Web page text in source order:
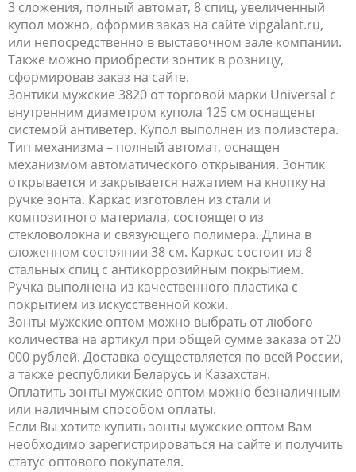
3 сложения, полный автомат, 8 спиц, увеличенный
купол можно, оформив заказ на сайте vipgalant.ru,
или непосредственно в выставочном зале компании.
Также можно приобрести зонтик в розницу,
сформировав заказ на сайте.
Зонтики мужские 3820 от торговой марки Universal с
внутренним диаметром купола 125 см оснащены
системой антиветер. Купол выполнен из полиэстера.
Тип механизма – полный автомат, оснащен
механизмом автоматического открывания. Зонтик
открывается и закрывается нажатием на кнопку на
ручке зонта. Каркас изготовлен из стали и
композитного материала, состоящего из
стекловолокна и связующего полимера. Длина в
сложенном состоянии 38 см. Каркас состоит из 8
стальных спиц с антикоррозийным покрытием.
Ручка выполнена из качественного пластика с
покрытием из искусственной кожи.
Зонты мужские оптом можно выбрать от любого
количества на артикул при общей сумме заказа от 20
000 рублей. Доставка осуществляется по всей России,
а также республики Беларусь и Казахстан.
Оплатить зонты мужские оптом можно безналичным
или наличным способом оплаты.
Если Вы хотите купить зонты мужские оптом Вам
необходимо зарегистрироваться на сайте и получить
статус оптового покупателя.